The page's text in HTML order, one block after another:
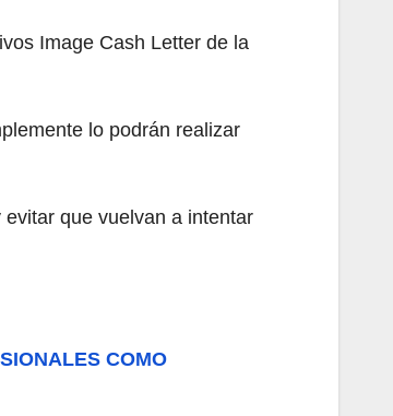
Image Cash Letter de la
lo podrán realizar
que vuelvan a intentar
COMO